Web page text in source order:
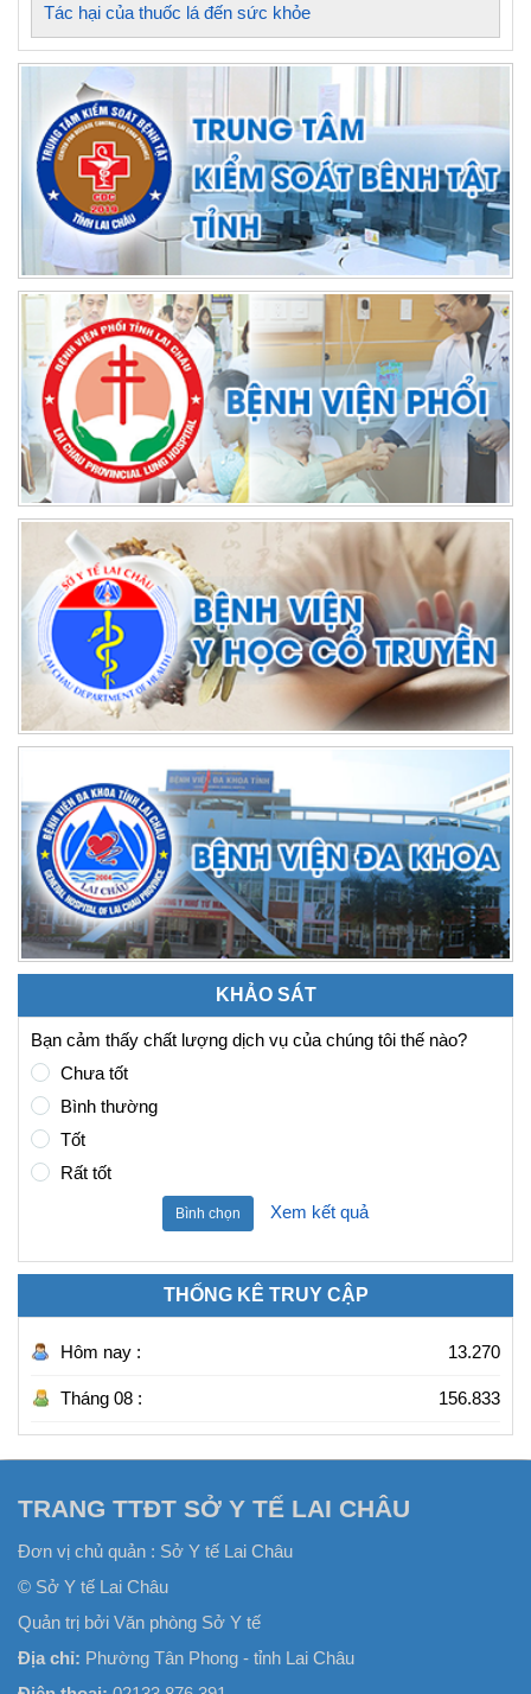
Tác hại của thuốc lá đến sức khỏe
KHẢO SÁT
Bạn cảm thấy chất lượng dịch vụ của chúng tôi thế nào?
Chưa tốt
Bình thường
Tốt
Rất tốt
Bình chọn Xem kết quả
THỐNG KÊ TRUY CẬP
Hôm nay : 13.270
Tháng 08 : 156.833
TRANG TTĐT SỞ Y TẾ LAI CHÂU
Đơn vị chủ quản : Sở Y tế Lai Châu
© Sở Y tế Lai Châu
Quản trị bởi Văn phòng Sở Y tế
Địa chỉ: Phường Tân Phong - tỉnh Lai Châu